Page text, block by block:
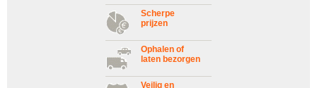
Scherpe
prijzen
Ophalen of
laten bezorgen
Veilig en